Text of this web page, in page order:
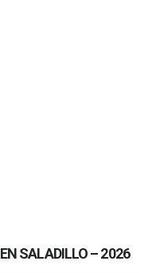
SALADILLO – 2026